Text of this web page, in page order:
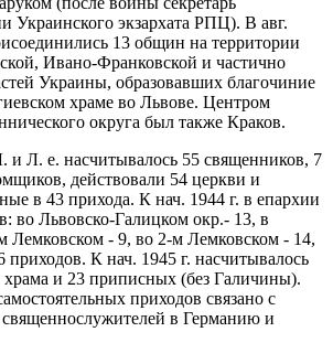
Украинского экзархата РПЦ). В авг.
13 общин на территории
Ивано-Франковской и частично
Украины, образовавших благочиние
храме во Львове. Центром
округа был также Краков.
и Л. е. насчитывалось 55 священников, 7
действовали 54 церкви и
в 43 прихода. К нач. 1944 г. в епархии
во Львовско-Галицком окр.- 13, в
Лемковском - 9, во 2-м Лемковском - 14,
К нач. 1945 г. насчитывалось
храма и 23 приписных (без Галичины).
приходов связано с
в Германию и